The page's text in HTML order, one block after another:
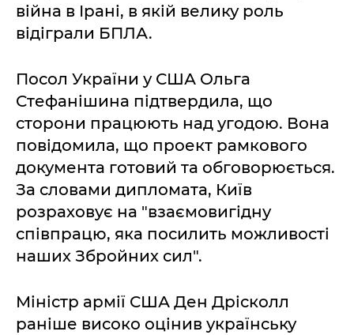
війна в Ірані, в якій велику роль
відіграли БПЛА.
Посол України у США Ольга
Стефанішина підтвердила, що
сторони працюють над угодою. Вона
повідомила, що проект рамкового
документа готовий та обговорюється.
За словами дипломата, Київ
розраховує на "взаємовигідну
співпрацю, яка посилить можливості
наших Збройних сил".
Міністр армії США Ден Дрісколл
раніше високо оцінив українську